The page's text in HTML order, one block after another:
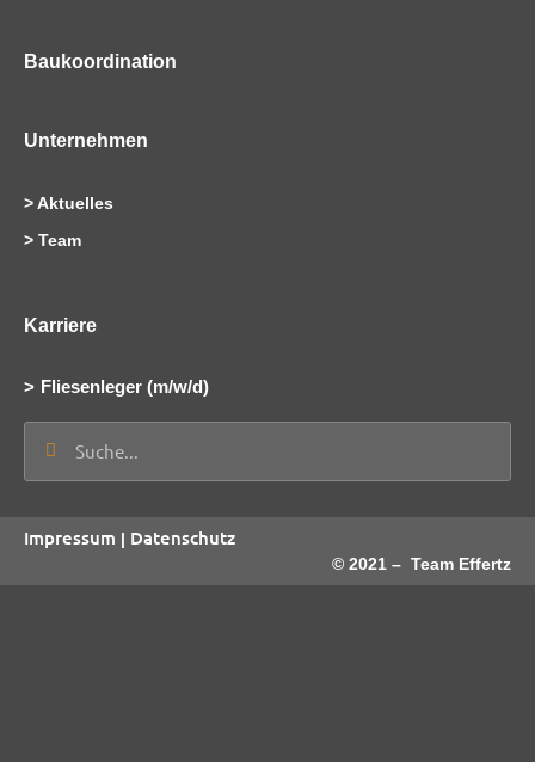
Baukoordination
Unternehmen
>Aktuelles
> Team
Karriere
Fliesenleger (m/w/d)
SucheSuche
Impressum | Datenschutz
© 2021 – Team Effertz